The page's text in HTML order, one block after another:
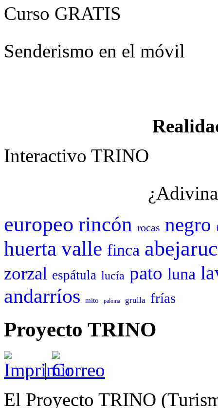
Curso GRATIS
Senderismo en el móvil
Interactivo TRINO
europeo rincón rocas negro
huerta valle finca
zorzal espátula lucía pato luna
andarríos mito paloma grulla frías
Proyecto TRINO
|
El Proyecto TRINO